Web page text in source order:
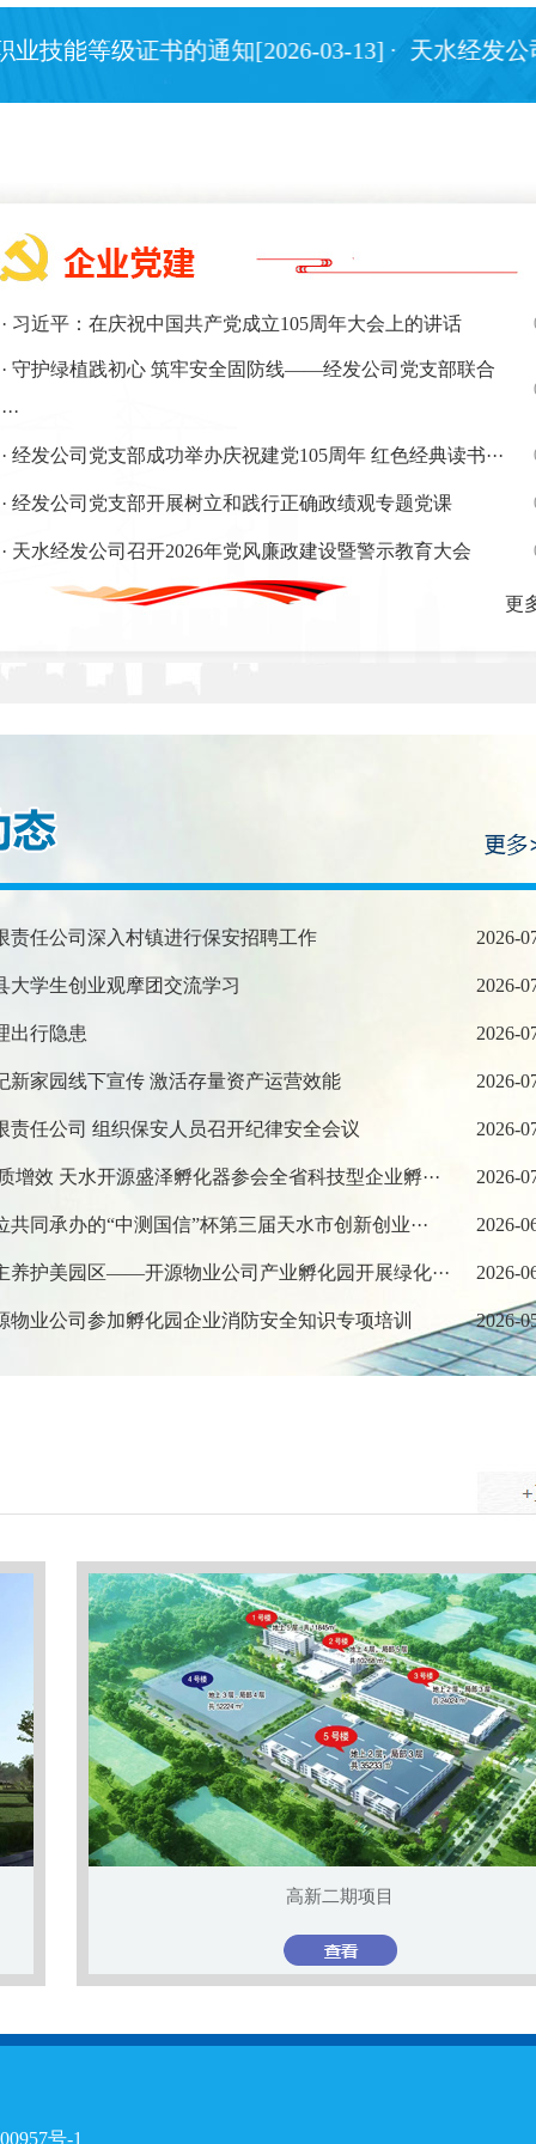
等级证书的通知[2026-03-13]· 天水经发公司关
· 习近平：在庆祝中国共产党成立105周年大会上的讲话
· 守护绿植践初心 筑牢安全固防线——经发公司党支部联合
···
· 经发公司党支部成功举办庆祝建党105周年 红色经典读书···
· 经发公司党支部开展树立和践行正确政绩观专题党课
· 天水经发公司召开2026年党风廉政建设暨警示教育大会
更
责任公司深入村镇进行保安招聘工作 2026-
大学生创业观摩团交流学习 2026-
出行隐患 2026-
新家园线下宣传 激活存量资产运营效能 2026-
责任公司 组织保安人员召开纪律安全会议 2026-
增效 天水开源盛泽孵化器参会全省科技型企业孵··· 2026-
同承办的“中测国信”杯第三届天水市创新创业··· 2026-
养护美园区——开源物业公司产业孵化园开展绿化··· 2026-
业公司参加孵化园企业消防安全知识专项培训 2026-
号-1